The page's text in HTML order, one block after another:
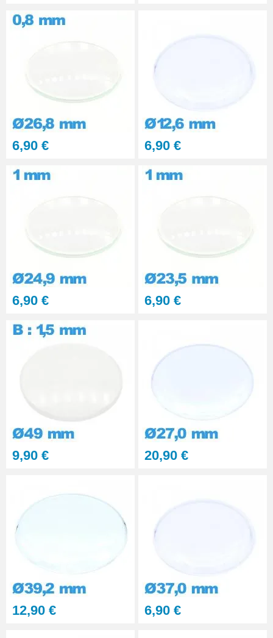
6,90 € 6,90 €
6,90 € 6,90 €
9,90 € 20,90 €
12,90 € 6,90 €